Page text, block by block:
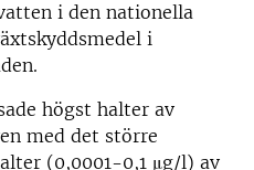
i den nationella
i
högst halter av
med det större
(0,0001-0,1 μg/l) av